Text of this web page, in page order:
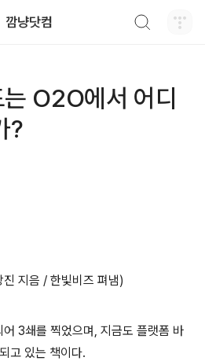
깜냥닷컴
O2O에서 어디
?
지음 / 한빛비즈 펴냄)
3쇄를 찍었으며, 지금도 플랫폼 바
고 있는 책이다.